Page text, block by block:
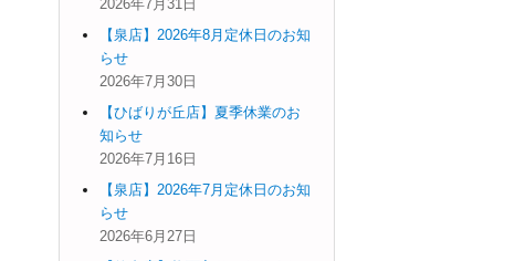
2026年7月31日
【泉店】2026年8月定休日のお知
らせ
2026年7月30日
【ひばりが丘店】夏季休業のお
知らせ
2026年7月16日
【泉店】2026年7月定休日のお知
らせ
2026年6月27日